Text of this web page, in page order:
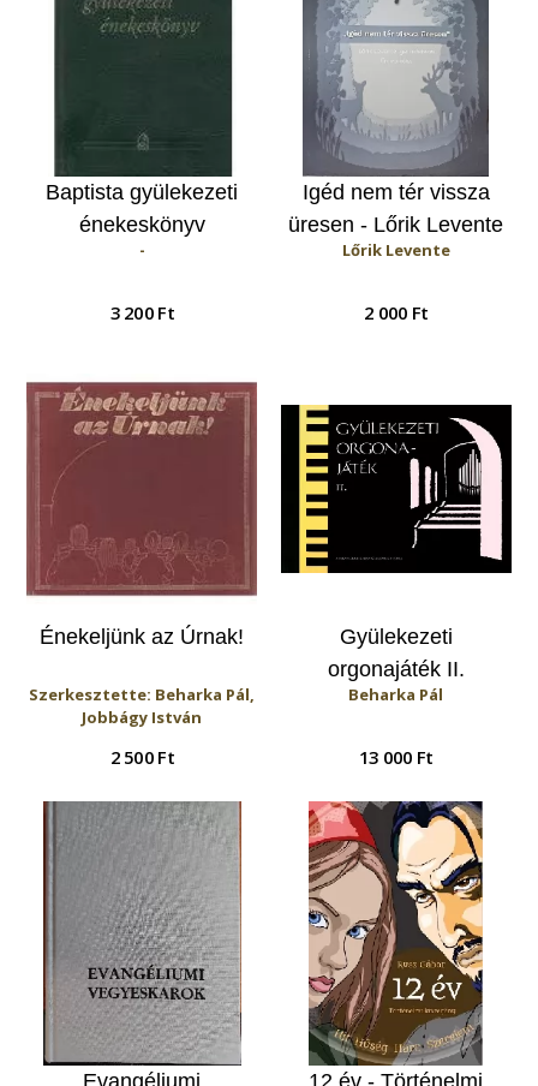
Baptista gyülekezeti
énekeskönyv
(keményfedeles)
-
3 200 Ft
Igéd nem tér vissza
üresen - Lőrik Levente
igehirdetései
Lőrik Levente
2 000 Ft
Énekeljünk az Úrnak!
Szerkesztette: Beharka Pál,
Jobbágy István
2 500 Ft
Gyülekezeti
orgonajáték II.
Beharka Pál
13 000 Ft
Evangéliumi 12 év - Történelmi